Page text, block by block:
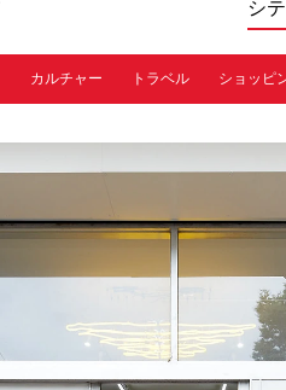
シ
カルチャー トラベル ショッピ